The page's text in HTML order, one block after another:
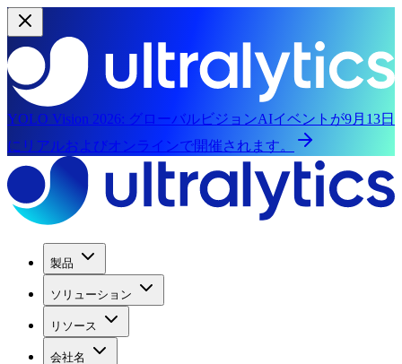
YOLO Vision 2026: グローバルビジョンAIイベントが9月13日
にリアルおよびオンラインで開催されます。
製品
ソリューション
リソース
会社名